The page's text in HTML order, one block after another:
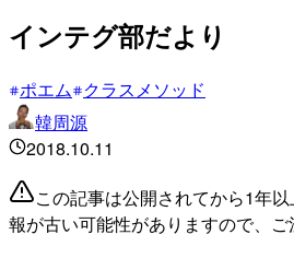
インテグ部だより
ポエム
クラスメソッド
韓周源
2018.10.11
この記事は公開されてから1年
報が古い可能性がありますので、ご